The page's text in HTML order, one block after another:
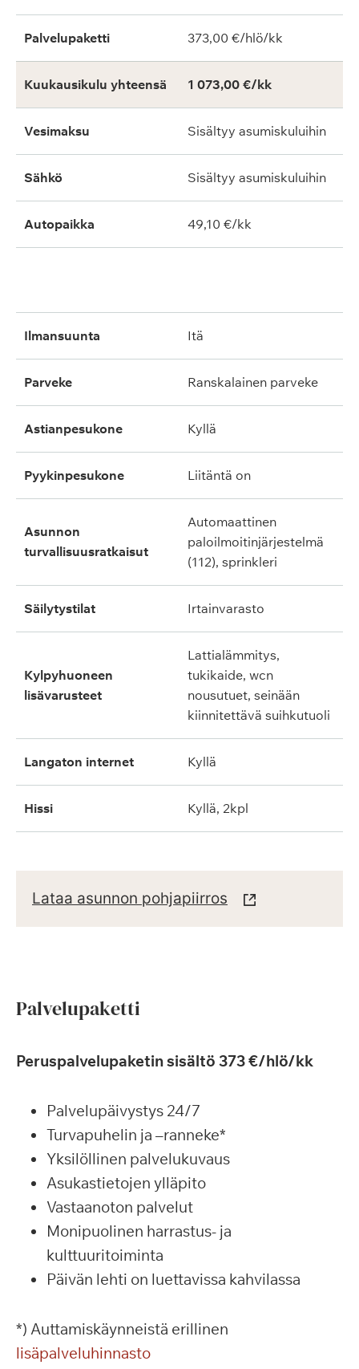
Palvelupaketti 373,00 €/hlö/kk
Kuukausikulu yhteensä 1 073,00 €/kk
Vesimaksu Sisältyy asumiskuluihin
Sähkö Sisältyy asumiskuluihin
Autopaikka 49,10 €/kk
ilmansuunta itä
parveke ranskalainen parveke
astianpesukone kyllä
pyykinpesukone liitäntä on
asunnon
turvallisuusratkaisut
automaattinen
paloilmoitinjärjestelmä
(112), sprinkleri
säilytystilat irtainvarasto
kylpyhuoneen
lisävarusteet
lattialämmitys,
tukikaide, wcn
nousutuet, seinään
kiinnitettävä suihkutuoli
langaton internet kyllä
hissi kyllä, 2kpl
Lataa asunnon pohjapiirros
Palvelupaketti
Peruspalvelupaketin sisältö 373 €/hlö/kk
Palvelupäivystys 24/7
Turvapuhelin ja –ranneke*
Yksilöllinen palvelukuvaus
Asukastietojen ylläpito
Vastaanoton palvelut
Monipuolinen harrastus- ja
kulttuuritoiminta
Päivän lehti on luettavissa kahvilassa
*) Auttamiskäynneistä erillinen
lisäpalveluhinnasto